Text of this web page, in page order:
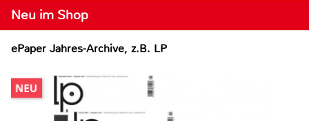
Neu im Shop
ePaper Jahres-Archive, z.B. LP